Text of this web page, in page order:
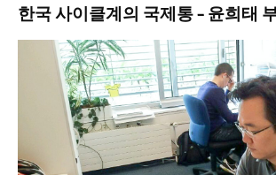
한국 사이클계의 국제통 – 윤희태